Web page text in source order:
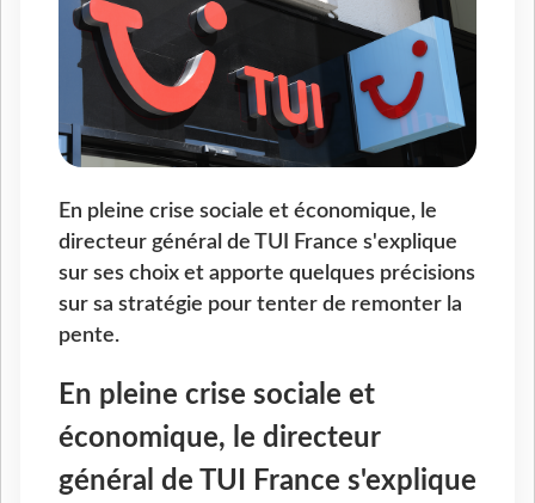
En pleine crise sociale et économique, le
directeur général de TUI France s'explique
sur ses choix et apporte quelques précisions
sur sa stratégie pour tenter de remonter la
pente.
En pleine crise sociale et
économique, le directeur
général de TUI France s'explique